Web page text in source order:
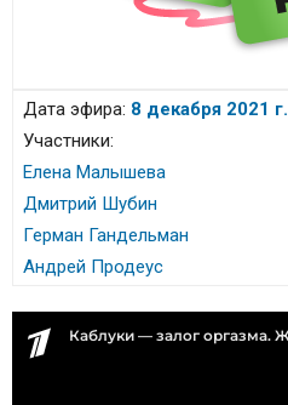
Дата эфира: 8 декабря 2021 г.
Участники:
Елена Малышева
Дмитрий Шубин
Герман Гандельман
Андрей Продеус